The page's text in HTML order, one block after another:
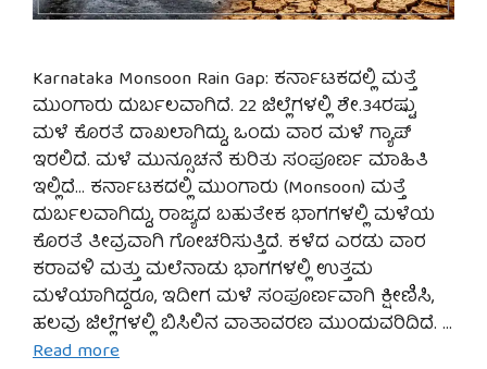
Karnataka Monsoon Rain Gap: ಕರ್ನಾಟಕದಲ್ಲಿ ಮತ್ತೆ
ಮುಂಗಾರು ದುರ್ಬಲವಾಗಿದೆ. 22 ಜಿಲ್ಲೆಗಳಲ್ಲಿ ಶೇ.34ರಷ್ಟು
ಮಳೆ ಕೊರತೆ ದಾಖಲಾಗಿದ್ದು, ಒಂದು ವಾರ ಮಳೆ ಗ್ಯಾಪ್
ಇರಲಿದೆ. ಮಳೆ ಮುನ್ಸೂಚನೆ ಕುರಿತು ಸಂಪೂರ್ಣ ಮಾಹಿತಿ
ಇಲ್ಲಿದೆ… ಕರ್ನಾಟಕದಲ್ಲಿ ಮುಂಗಾರು (Monsoon) ಮತ್ತೆ
ದುರ್ಬಲವಾಗಿದ್ದು, ರಾಜ್ಯದ ಬಹುತೇಕ ಭಾಗಗಳಲ್ಲಿ ಮಳೆಯ
ಕೊರತೆ ತೀವ್ರವಾಗಿ ಗೋಚರಿಸುತ್ತಿದೆ. ಕಳೆದ ಎರಡು ವಾರ
ಕರಾವಳಿ ಮತ್ತು ಮಲೆನಾಡು ಭಾಗಗಳಲ್ಲಿ ಉತ್ತಮ
ಮಳೆಯಾಗಿದ್ದರೂ, ಇದೀಗ ಮಳೆ ಸಂಪೂರ್ಣವಾಗಿ ಕ್ಷೀಣಿಸಿ,
ಹಲವು ಜಿಲ್ಲೆಗಳಲ್ಲಿ ಬಿಸಿಲಿನ ವಾತಾವರಣ ಮುಂದುವರಿದಿದೆ. …
Read more